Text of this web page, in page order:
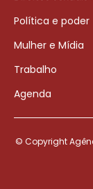
Política e poder
Mulher e Mídia
Trabalho
Agenda
© Copyright